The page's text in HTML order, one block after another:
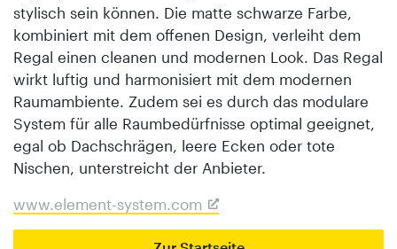
stylisch sein können. Die matte schwarze Farbe,
kombiniert mit dem offenen Design, verleiht dem
Regal einen cleanen und modernen Look. Das Regal
wirkt luftig und harmonisiert mit dem modernen
Raumambiente. Zudem sei es durch das modulare
System für alle Raumbedürfnisse optimal geeignet,
egal ob Dachschrägen, leere Ecken oder tote
Nischen, unterstreicht der Anbieter.
www.element-system.com